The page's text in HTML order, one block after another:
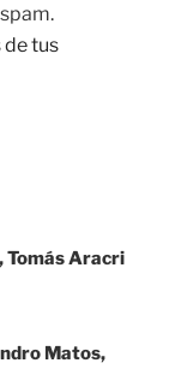
tus
Tomás Aracri
Matos,